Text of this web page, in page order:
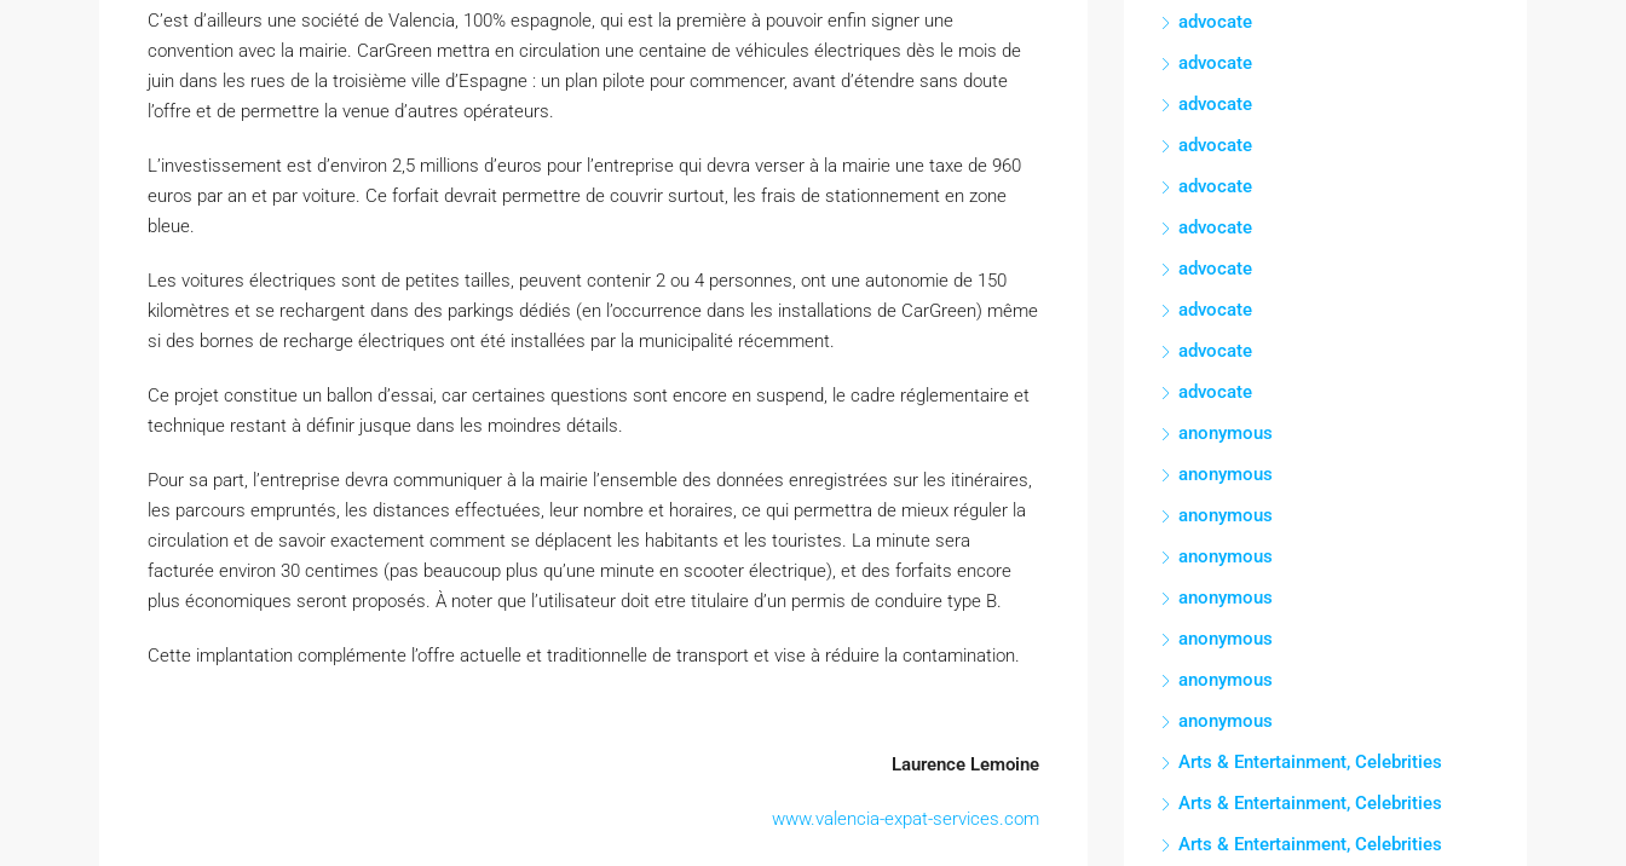
C’est d’ailleurs une société de Valencia, 100% espagnole, qui est la première à pouvoir enfin signer une
convention avec la mairie. CarGreen mettra en circulation une centaine de véhicules électriques dès le mois de
juin dans les rues de la troisième ville d’Espagne : un plan pilote pour commencer, avant d’étendre sans doute
l’offre et de permettre la venue d’autres opérateurs.
L’investissement est d’environ 2,5 millions d’euros pour l’entreprise qui devra verser à la mairie une taxe de 960
euros par an et par voiture. Ce forfait devrait permettre de couvrir surtout, les frais de stationnement en zone
bleue.
Les voitures électriques sont de petites tailles, peuvent contenir 2 ou 4 personnes, ont une autonomie de 150
kilomètres et se rechargent dans des parkings dédiés (en l’occurrence dans les installations de CarGreen) même
si des bornes de recharge électriques ont été installées par la municipalité récemment.
Ce projet constitue un ballon d’essai, car certaines questions sont encore en suspend, le cadre réglementaire et
technique restant à définir jusque dans les moindres détails.
Pour sa part, l’entreprise devra communiquer à la mairie l’ensemble des données enregistrées sur les itinéraires,
les parcours empruntés, les distances effectuées, leur nombre et horaires, ce qui permettra de mieux réguler la
circulation et de savoir exactement comment se déplacent les habitants et les touristes. La minute sera
facturée environ 30 centimes (pas beaucoup plus qu’une minute en scooter électrique), et des forfaits encore
plus économiques seront proposés. À noter que l’utilisateur doit etre titulaire d’un permis de conduire type B.
Cette implantation complémente l’offre actuelle et traditionnelle de transport et vise à réduire la contamination.
Laurence Lemoine
www.valencia-expat-services.com
advocate
advocate
advocate
advocate
advocate
advocate
advocate
advocate
advocate
advocate
anonymous
anonymous
anonymous
anonymous
anonymous
anonymous
anonymous
anonymous
Arts & Entertainment, Celebrities
Arts & Entertainment, Celebrities
Arts & Entertainment, Celebrities